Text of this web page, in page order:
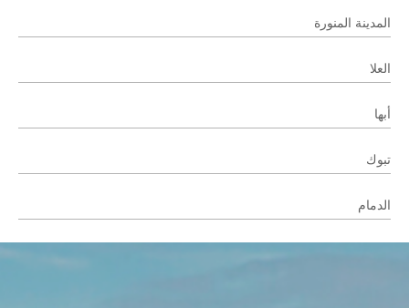
المدينة المنورة
العلا
أبها
تبوك
الدمام